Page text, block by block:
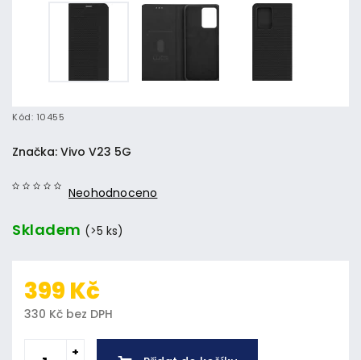
Kód: 10455
Neohodnoceno
Značka: Vivo V23 5G
Skladem (>5 ks)
399 Kč
330 Kč bez DPH